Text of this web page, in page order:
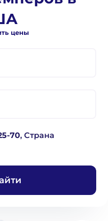
цены
70, Страна